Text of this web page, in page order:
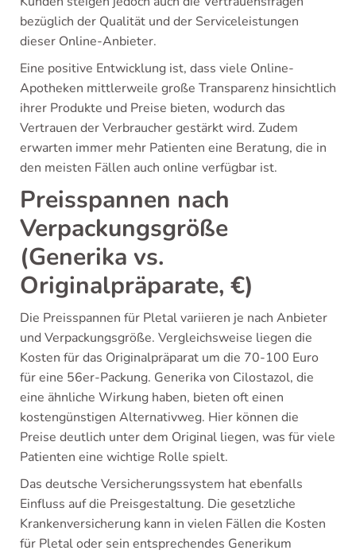
bezüglich der Qualität und der Serviceleistungen
dieser Online-Anbieter.
Eine positive Entwicklung ist, dass viele Online-
Apotheken mittlerweile große Transparenz hinsichtlich
ihrer Produkte und Preise bieten, wodurch das
Vertrauen der Verbraucher gestärkt wird. Zudem
erwarten immer mehr Patienten eine Beratung, die in
den meisten Fällen auch online verfügbar ist.
Preisspannen nach
Verpackungsgröße
(Generika vs.
Originalpräparate, €)
Die Preisspannen für Pletal variieren je nach Anbieter
und Verpackungsgröße. Vergleichsweise liegen die
Kosten für das Originalpräparat um die 70-100 Euro
für eine 56er-Packung. Generika von Cilostazol, die
eine ähnliche Wirkung haben, bieten oft einen
kostengünstigen Alternativweg. Hier können die
Preise deutlich unter dem Original liegen, was für viele
Patienten eine wichtige Rolle spielt.
Das deutsche Versicherungssystem hat ebenfalls
Einfluss auf die Preisgestaltung. Die gesetzliche
Krankenversicherung kann in vielen Fällen die Kosten
für Pletal oder sein entsprechendes Generikum